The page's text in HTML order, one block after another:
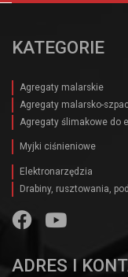
KATEGORIE
Agregaty malarskie
Agregaty malarsko-
Agregaty ślimakowe do
Myjki ciśnieniowe
Elektronarzędzia
Drabiny, rusztowania,
ADRES I